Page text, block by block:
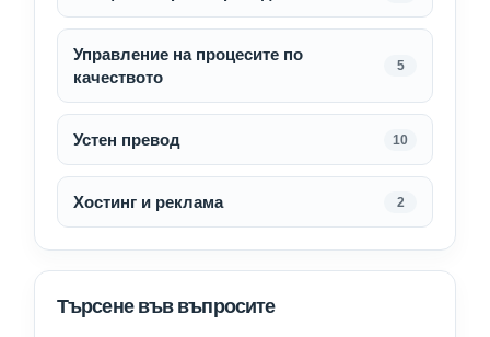
Управление на процесите по
качеството
5
Устен превод 10
Хостинг и реклама 2
Търсене във въпросите